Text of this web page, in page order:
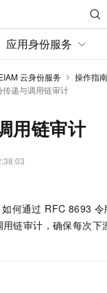
应用身份服务
云身份服务 操作指南
传递与调用链审计
用链审计
何通过 RFC 8693 令
链审计，确保每次下